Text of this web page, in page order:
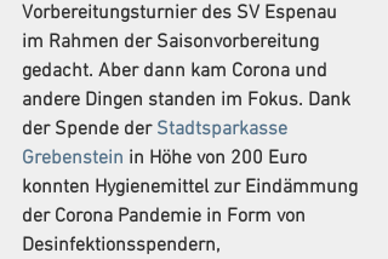
Vorbereitungsturnier des SV Espenau
im Rahmen der Saisonvorbereitung
gedacht. Aber dann kam Corona und
andere Dingen standen im Fokus. Dank
der Spende der Stadtsparkasse
Grebenstein in Höhe von 200 Euro
konnten Hygienemittel zur Eindämmung
der Corona Pandemie in Form von
Desinfektionsspendern,